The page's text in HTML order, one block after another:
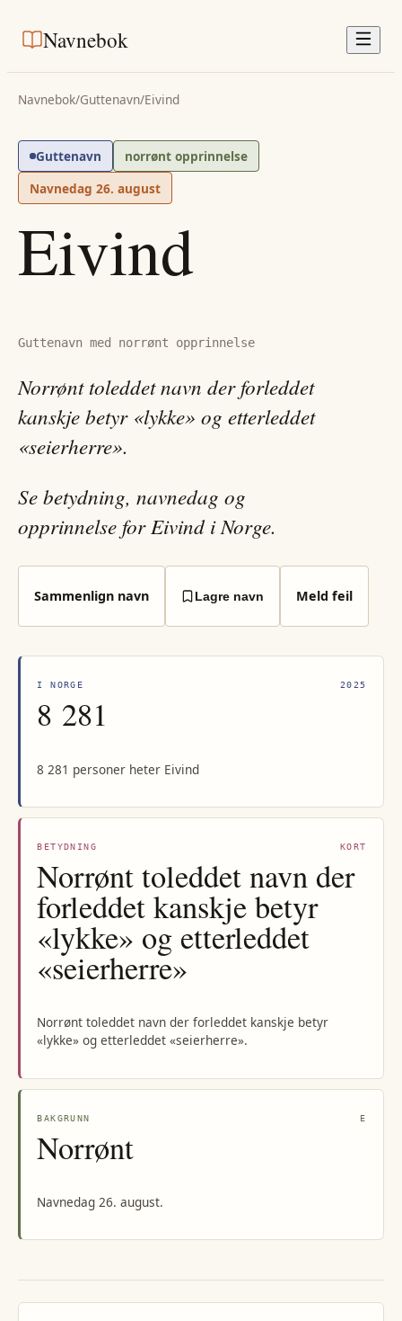
Navnebok
Navnebok/Guttenavn/Eivind
Guttenavn
norrønt opprinnelse
Navnedag 26. august
Eivind
Guttenavn med norrønt opprinnelse
Norrønt toleddet navn der forleddet
kanskje betyr «lykke» og etterleddet
«seierherre».
Se betydning, navnedag og
opprinnelse for Eivind i Norge.
Sammenlign navn Lagre navn Meld feil
I NORGE 2025
8 281
8 281 personer heter Eivind
BETYDNING KORT
Norrønt toleddet navn der
forleddet kanskje betyr
«lykke» og etterleddet
«seierherre»
Norrønt toleddet navn der forleddet kanskje betyr
«lykke» og etterleddet «seierherre».
BAKGRUNN E
Norrønt
Navnedag 26. august.